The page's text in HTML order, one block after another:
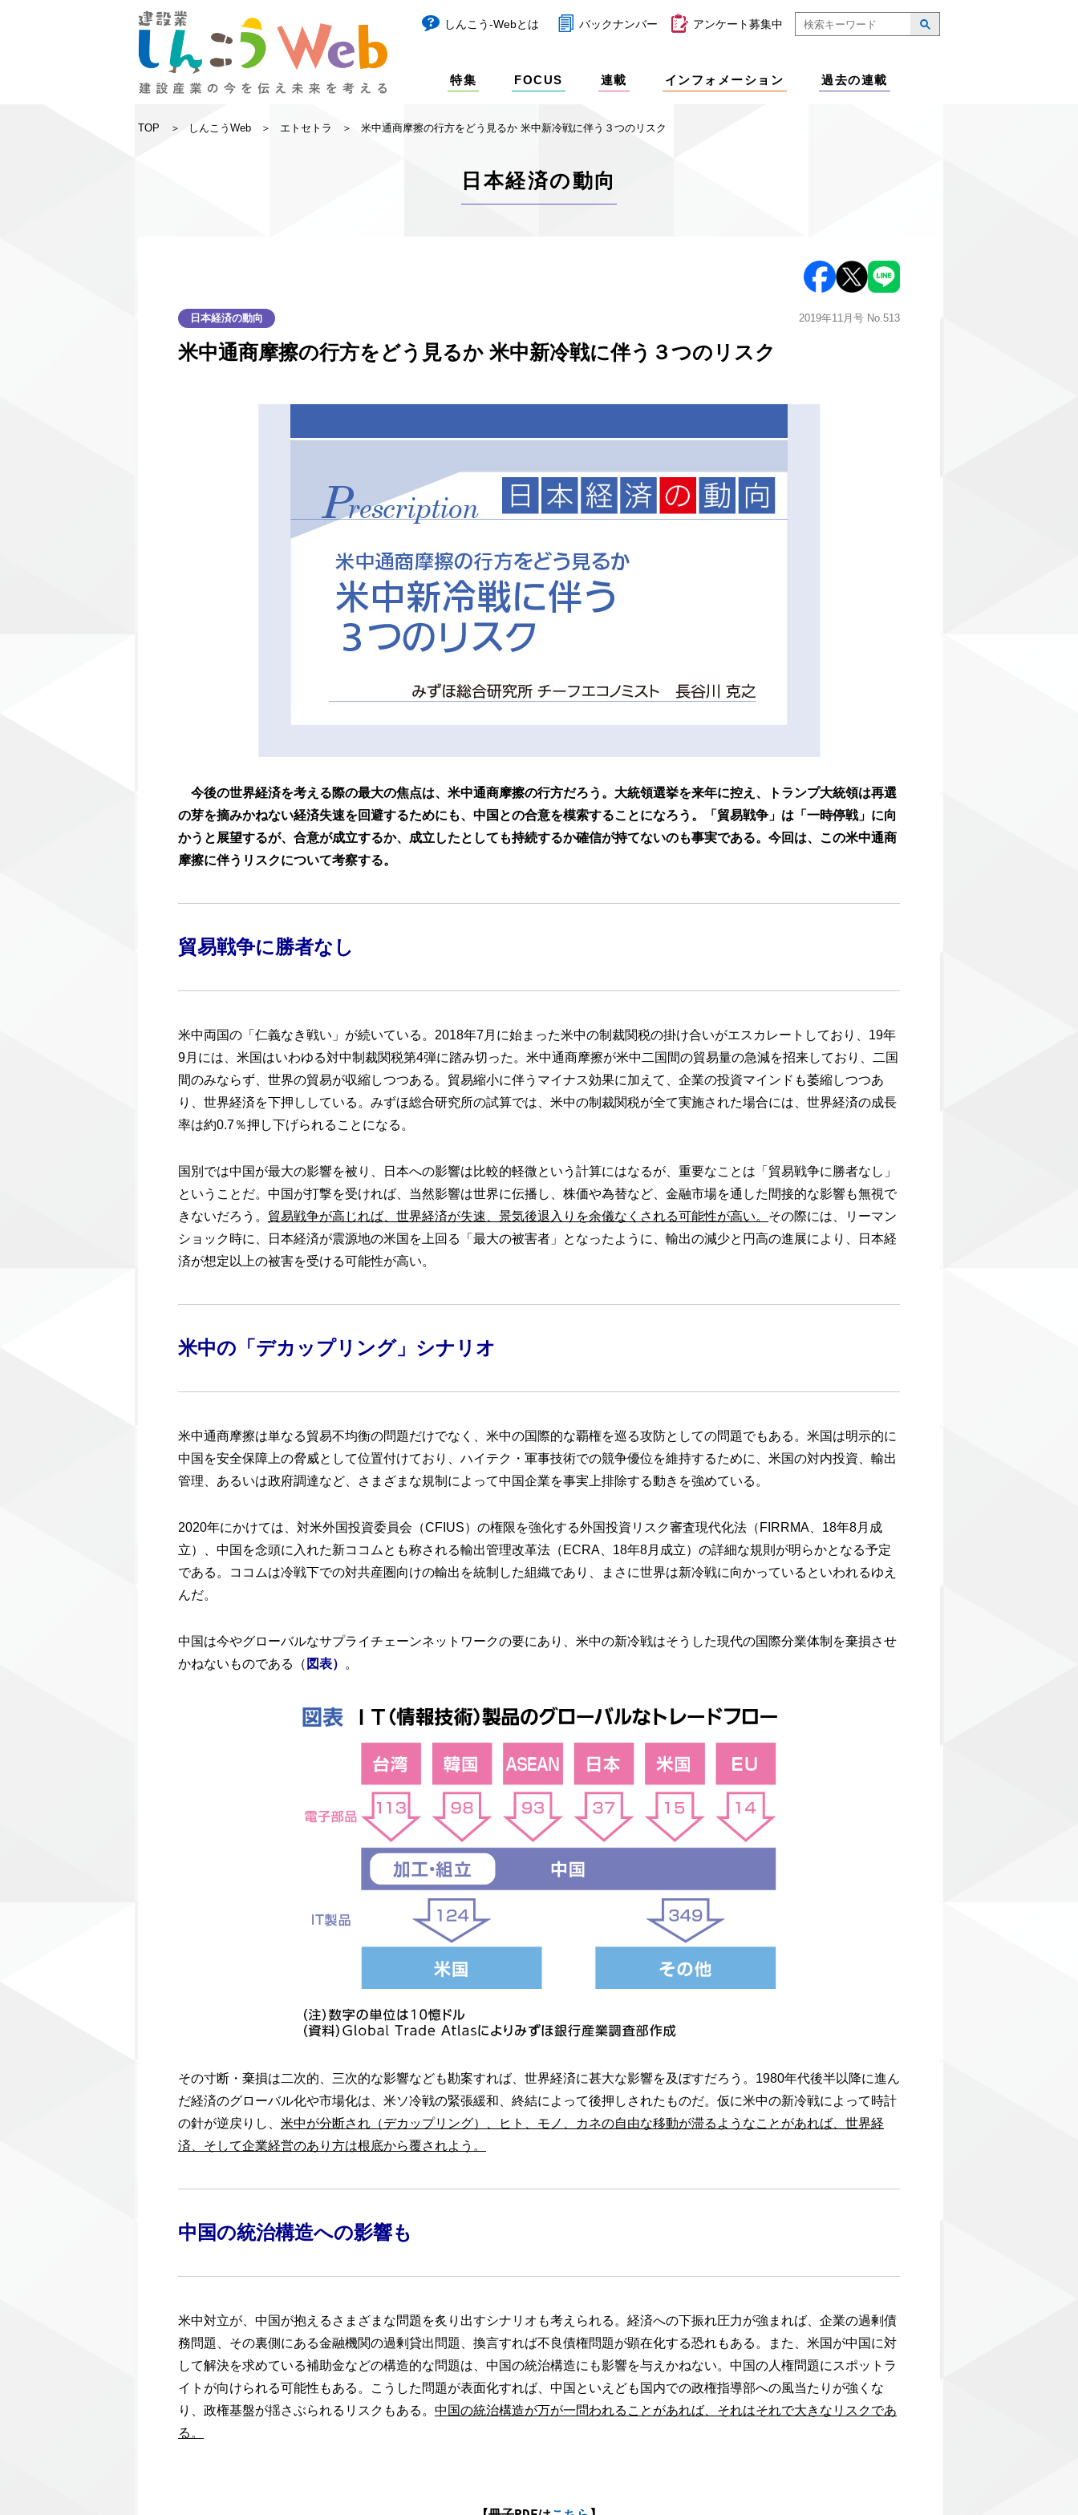
しんこう-Webとは バックナンバー アンケート募集中
特集 FOCUS 連載 インフォメーション 過去の連載
TOP しんこうWeb エトセトラ 米中通商摩擦の行方をどう見るか 米中新冷戦に伴う３つのリスク
日本経済の動向
日本経済の動向 2019年11月号 No.513
米中通商摩擦の行方をどう見るか 米中新冷戦に伴う３つのリスク
今後の世界経済を考える際の最大の焦点は、米中通商摩擦の行方だろう。大統領選挙を来年に控え、トランプ大統領は再選
の芽を摘みかねない経済失速を回避するためにも、中国との合意を模索することになろう。「貿易戦争」は「一時停戦」に向
かうと展望するが、合意が成立するか、成立したとしても持続するか確信が持てないのも事実である。今回は、この米中通商
摩擦に伴うリスクについて考察する。
貿易戦争に勝者なし
米中両国の「仁義なき戦い」が続いている。2018年7月に始まった米中の制裁関税の掛け合いがエスカレートしており、19年
9月には、米国はいわゆる対中制裁関税第4弾に踏み切った。米中通商摩擦が米中二国間の貿易量の急減を招来しており、二国
間のみならず、世界の貿易が収縮しつつある。貿易縮小に伴うマイナス効果に加えて、企業の投資マインドも萎縮しつつあ
り、世界経済を下押ししている。みずほ総合研究所の試算では、米中の制裁関税が全て実施された場合には、世界経済の成長
率は約0.7％押し下げられることになる。
国別では中国が最大の影響を被り、日本への影響は比較的軽微という計算にはなるが、重要なことは「貿易戦争に勝者なし」
ということだ。中国が打撃を受ければ、当然影響は世界に伝播し、株価や為替など、金融市場を通した間接的な影響も無視で
きないだろう。 貿易戦争が高じれば、世界経済が失速、景気後退入りを余儀なくされる可能性が高い。 その際には、リーマン
ショック時に、日本経済が震源地の米国を上回る「最大の被害者」となったように、輸出の減少と円高の進展により、日本経
済が想定以上の被害を受ける可能性が高い。
米中の「デカップリング」シナリオ
米中通商摩擦は単なる貿易不均衡の問題だけでなく、米中の国際的な覇権を巡る攻防としての問題でもある。米国は明示的に
中国を安全保障上の脅威として位置付けており、ハイテク・軍事技術での競争優位を維持するために、米国の対内投資、輸出
管理、あるいは政府調達など、さまざまな規制によって中国企業を事実上排除する動きを強めている。
2020年にかけては、対米外国投資委員会（CFIUS）の権限を強化する外国投資リスク審査現代化法（FIRRMA、18年8月成
立）、中国を念頭に入れた新ココムとも称される輸出管理改革法（ECRA、18年8月成立）の詳細な規則が明らかとなる予定
である。ココムは冷戦下での対共産圏向けの輸出を統制した組織であり、まさに世界は新冷戦に向かっているといわれるゆえ
んだ。
中国は今やグローバルなサプライチェーンネットワークの要にあり、米中の新冷戦はそうした現代の国際分業体制を棄損させ
かねないものである（ 図表） 。
その寸断・棄損は二次的、三次的な影響なども勘案すれば、世界経済に甚大な影響を及ぼすだろう。1980年代後半以降に進ん
だ経済のグローバル化や市場化は、米ソ冷戦の緊張緩和、終結によって後押しされたものだ。仮に米中の新冷戦によって時計
の針が逆戻りし、 米中が分断され（デカップリング）、ヒト、モノ、カネの自由な移動が滞るようなことがあれば、世界経
済、そして企業経営のあり方は根底から覆されよう。
中国の統治構造への影響も
米中対立が、中国が抱えるさまざまな問題を炙り出すシナリオも考えられる。経済への下振れ圧力が強まれば、企業の過剰債
務問題、その裏側にある金融機関の過剰貸出問題、換言すれば不良債権問題が顕在化する恐れもある。また、米国が中国に対
して解決を求めている補助金などの構造的な問題は、中国の統治構造にも影響を与えかねない。中国の人権問題にスポットラ
イトが向けられる可能性もある。こうした問題が表面化すれば、中国といえども国内での政権指導部への風当たりが強くな
り、政権基盤が揺さぶられるリスクもある。 中国の統治構造が万が一問われることがあれば、それはそれで大きなリスクであ
る。